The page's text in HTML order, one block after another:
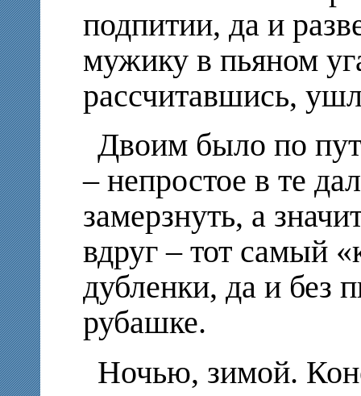
подпитии, да и
мужику в пьяном
рассчитавшись,
Двоим было по
– непростое в те
замерзнуть, а
вдруг – тот самый
дубленки, да и без
рубашке.
Ночью, зимой.